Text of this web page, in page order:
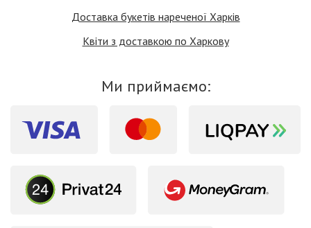
Доставка букетів нареченої Харків
Квіти з доставкою по Харкову
Ми приймаємо: